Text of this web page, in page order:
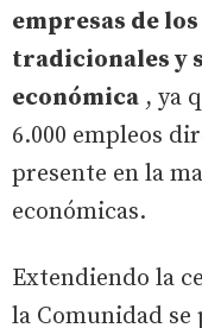
empresas de
tradicionales y
económica , ya
6.000 empleos
presente en la
económicas.
Extendiendo la
la Comunidad